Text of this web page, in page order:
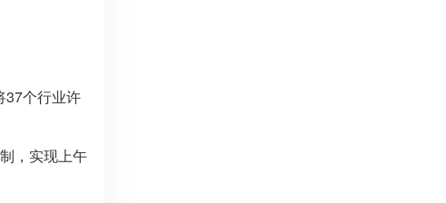
37个行业许
，实现上午